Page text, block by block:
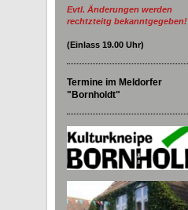
Evtl. Änderungen werden
rechtzteitg bekanntgegeben!
(Einlass 19.00 Uhr)
Termine im Meldorfer
"Bornholdt"